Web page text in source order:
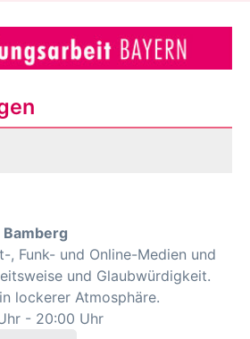
, Funk- und Online-Medien und
und Glaubwürdigkeit.
lockerer Atmosphäre.
- 20:00 Uhr